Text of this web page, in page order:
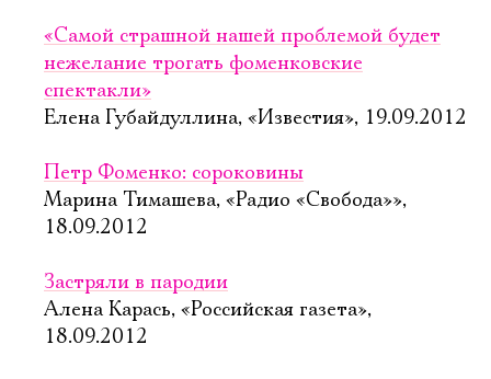
«Самой страшной нашей проблемой будет
нежелание трогать фоменковские
спектакли»
Елена Губайдуллина, «Известия», 19.09.2012
Петр Фоменко: сороковины
Марина Тимашева, «Радио «Свобода»»,
18.09.2012
Застряли в пародии
Алена Карась, «Российская газета»,
18.09.2012